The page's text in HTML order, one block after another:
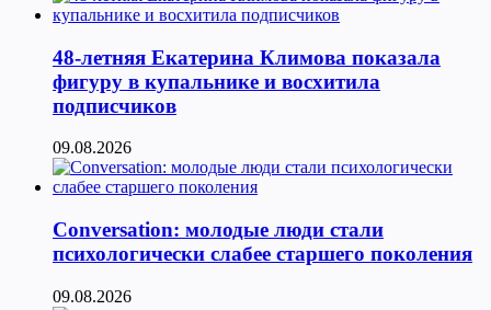
48-летняя Екатерина Климова показала
фигуру в купальнике и восхитила
подписчиков
09.08.2026
Conversation: молодые люди стали
психологически слабее старшего поколения
09.08.2026